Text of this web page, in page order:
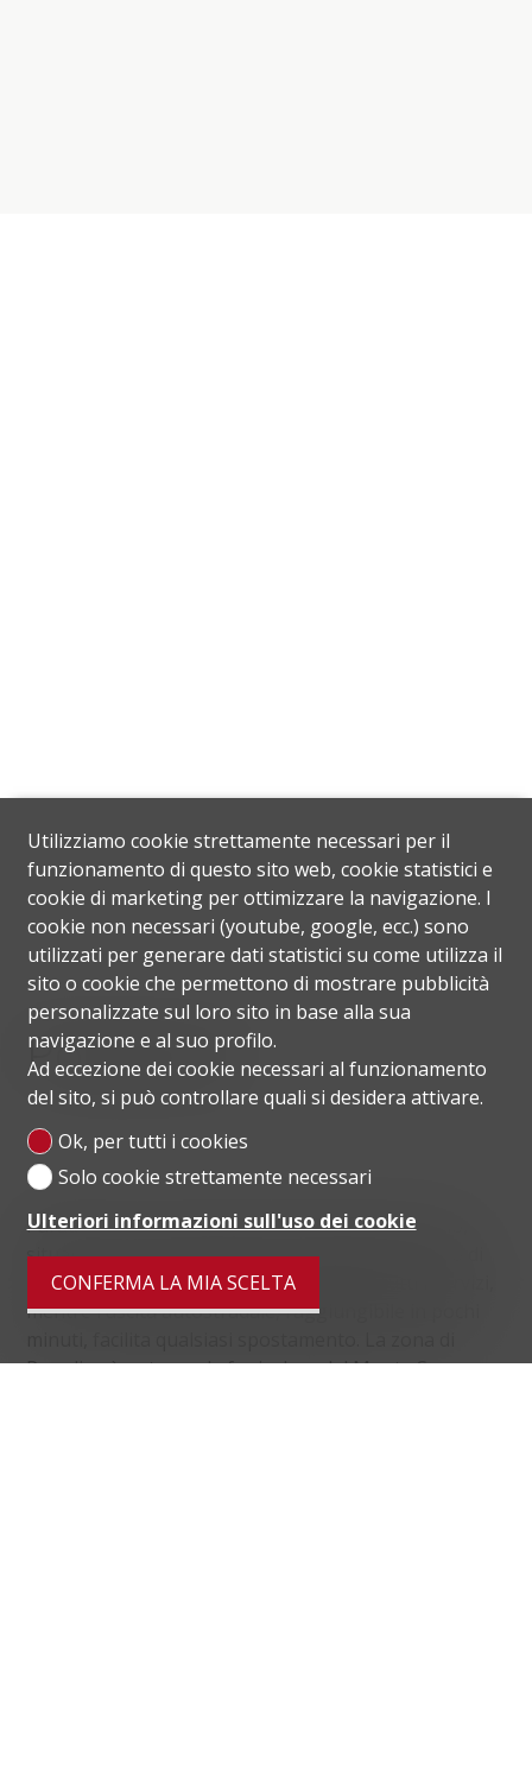
Posizione
Paradiso è un comune svizzero del Canton Ticino,
situato sul Lago di Lugano. La vicinanza al centro di
Lugano consente un comodo accesso a tutti i servizi,
mentre l’uscita autostradale, raggiungibile in pochi
Paradiso è nota per la funicolare del Monte San
Utilizziamo cookie strettamente necessari per il
funzionamento di questo sito web, cookie statistici e
cookie di marketing per ottimizzare la navigazione. I
cookie non necessari (youtube, google, ecc.) sono
utilizzati per generare dati statistici su come utilizza il
sito o cookie che permettono di mostrare pubblicità
personalizzate sul loro sito in base alla sua
navigazione e al suo profilo.
Ad eccezione dei cookie necessari al funzionamento
del sito, si può controllare quali si desidera attivare.
Ok, per tutti i cookies
Solo cookie strettamente necessari
Ulteriori informazioni sull'uso dei cookie
CONFERMA LA MIA SCELTA